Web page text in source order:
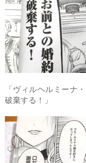
「ヴィルヘルミーナ
破棄する！」